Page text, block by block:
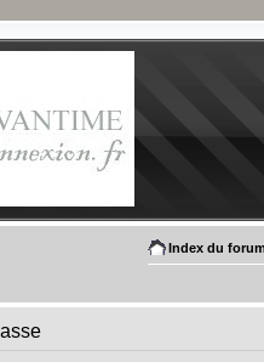
Index du